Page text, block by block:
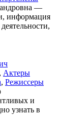
—
информация
, Актеры
, Режиссеры
и
узнать в